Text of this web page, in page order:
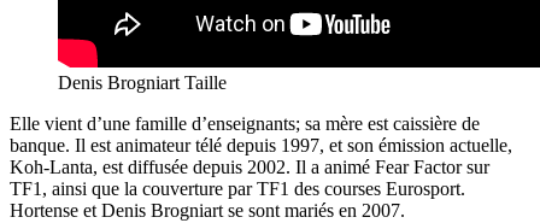
Denis Brogniart Taille
Elle vient d’une famille d’enseignants; sa mère est caissière de
banque. Il est animateur télé depuis 1997, et son émission actuelle,
Koh-Lanta, est diffusée depuis 2002. Il a animé Fear Factor sur
TF1, ainsi que la couverture par TF1 des courses Eurosport.
Hortense et Denis Brogniart se sont mariés en 2007.